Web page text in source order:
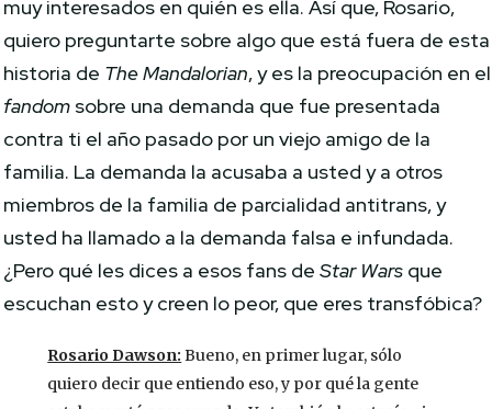
muy interesados en quién es ella. Así que, Rosario,
quiero preguntarte sobre algo que está fuera de esta
historia de The Mandalorian, y es la preocupación en el
fandom sobre una demanda que fue presentada
contra ti el año pasado por un viejo amigo de la
familia. La demanda la acusaba a usted y a otros
miembros de la familia de parcialidad antitrans, y
usted ha llamado a la demanda falsa e infundada.
¿Pero qué les dices a esos fans deStar Wars que
escuchan esto y creen lo peor, que eres transfóbica?
Rosario Dawson: Bueno, en primer lugar, sólo
quiero decir que entiendo eso, y por qué la gente